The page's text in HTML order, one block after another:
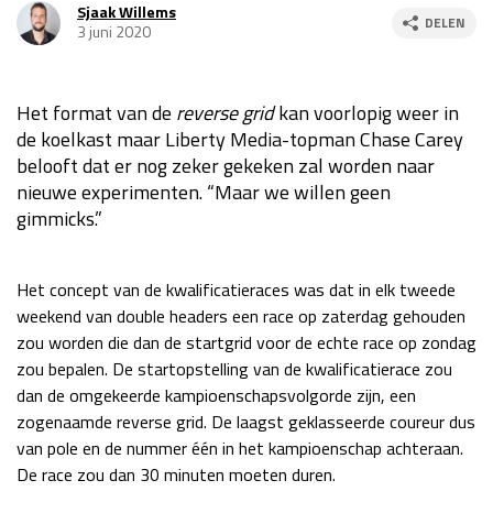
Kwalificatie
za 23:00 - 00:00
GP MEXICO 2026 30 okt - 01 nov
Kwalificatie
za 22:00 - 23:00
Race
zo 21:00 - 23:00
Kwalificatie
za 19:00 - 20:00
Race
zo 18:00 - 20:00
Kwalificatie
za 05:00 - 06:00
Race
zo 05:00 - 07:00
GP ABU DHABI 2026 04 - 06 dec
Kwalificatie
za 15:00 - 16:00
Sjaak Willems
3 juni 2020
DELEN
Het format van de reverse gridkan voorlopig weer in
de koelkast maar Liberty Media-topman Chase Carey
belooft dat er nog zeker gekeken zal worden naar
nieuwe experimenten. “Maar we willen geen
gimmicks.”
Het concept van de kwalificatieraces was dat in elk tweede
weekend van double headers een race op zaterdag gehouden
zou worden die dan de startgrid voor de echte race op zondag
zou bepalen. De startopstelling van de kwalificatierace zou
dan de omgekeerde kampioenschapsvolgorde zijn, een
zogenaamde reverse grid. De laagst geklasseerde coureur dus
van pole en de nummer één in het kampioenschap achteraan.
De race zou dan 30 minuten moeten duren.